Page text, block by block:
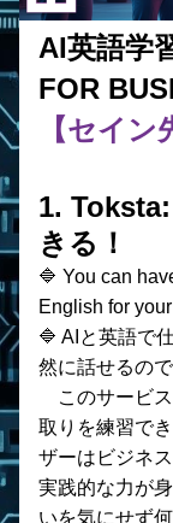
AI英語学
FOR
【セイン
1.
きる！
🔷 You can
English for
🔷 AIと英語で
然に話せるの
このサービス
取りを練習で
ザーはビジネ
実践的な力が
いを気にせず